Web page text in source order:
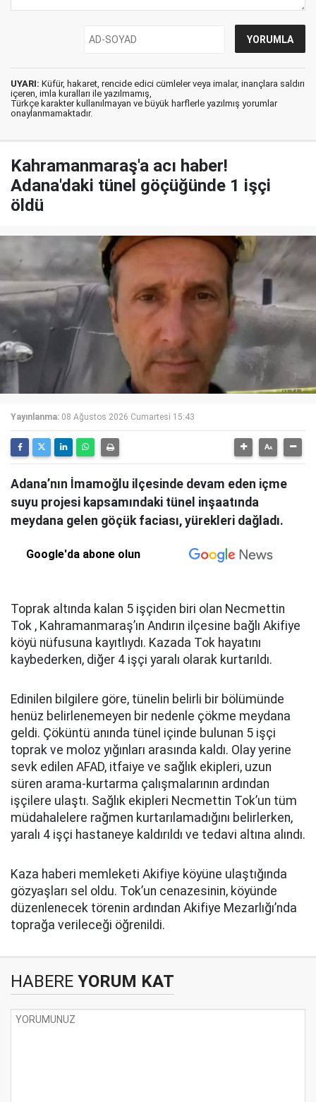
UYARI: Küfür, hakaret, rencide edici cümleler veya imalar, inançlara saldırı
içeren, imla kuralları ile yazılmamış,
Türkçe karakter kullanılmayan ve büyük harflerle yazılmış yorumlar
onaylanmamaktadır.
Kahramanmaraş'a acı haber!
Adana'daki tünel göçüğünde 1 işçi
öldü
Yayınlanma: 08 Ağustos 2026 Cumartesi 15:43
Adana’nın İmamoğlu ilçesinde devam eden içme
suyu projesi kapsamındaki tünel inşaatında
meydana gelen göçük faciası, yürekleri dağladı.
Google'da abone olun
Toprak altında kalan 5 işçiden biri olan Necmettin
Tok , Kahramanmaraş’ın Andırın ilçesine bağlı Akifiye
köyü nüfusuna kayıtlıydı. Kazada Tok hayatını
kaybederken, diğer 4 işçi yaralı olarak kurtarıldı.
Edinilen bilgilere göre, tünelin belirli bir bölümünde
henüz belirlenemeyen bir nedenle çökme meydana
geldi. Çöküntü anında tünel içinde bulunan 5 işçi
toprak ve moloz yığınları arasında kaldı. Olay yerine
sevk edilen AFAD, itfaiye ve sağlık ekipleri, uzun
süren arama-kurtarma çalışmalarının ardından
işçilere ulaştı. Sağlık ekipleri Necmettin Tok’un tüm
müdahalelere rağmen kurtarılamadığını belirlerken,
yaralı 4 işçi hastaneye kaldırıldı ve tedavi altına alındı.
Kaza haberi memleketi Akifiye köyüne ulaştığında
gözyaşları sel oldu. Tok’un cenazesinin, köyünde
düzenlenecek törenin ardından Akifiye Mezarlığı’nda
toprağa verileceği öğrenildi.
HABERE YORUM KAT